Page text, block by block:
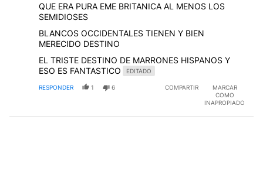
QUE ERA PURA EME BRITANICA AL MENOS LOS
SEMIDIOSES
BLANCOS OCCIDENTALES TIENEN Y BIEN
MERECIDO DESTINO
EL TRISTE DESTINO DE MARRONES HISPANOS Y
ESO ES FANTASTICO
EDITADO
RESPONDER 1 6 COMPARTIR
MARCAR
COMO
INAPROPIADO